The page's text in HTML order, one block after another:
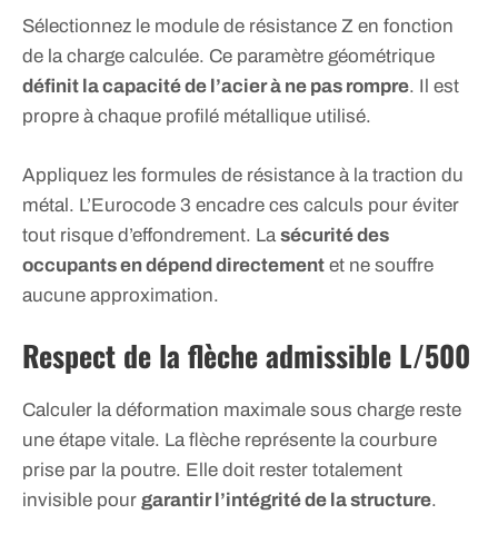
Sélectionnez le module de résistance Z en fonction
de la charge calculée. Ce paramètre géométrique
définit la capacité de l’acier à ne pas rompre. Il est
propre à chaque profilé métallique utilisé.
Appliquez les formules de résistance à la traction du
métal. L’Eurocode 3 encadre ces calculs pour éviter
tout risque d’effondrement. La sécurité des
occupants en dépend directement et ne souffre
aucune approximation.
Respect de la flèche admissible L/500
Calculer la déformation maximale sous charge reste
une étape vitale. La flèche représente la courbure
prise par la poutre. Elle doit rester totalement
invisible pour garantir l’intégrité de la structure.